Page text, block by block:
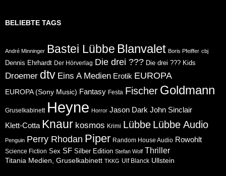
BELIEBTE TAGS
André Minninger Bastei Lübbe Blanvalet Boris Pfeiffer cbj
Dennis Ehrhardt Der Hörverlag Die drei ??? Die drei ??? Kids
Droemer dtv Eins A Medien Erotik EUROPA
EUROPA (Sony Music) Fantasy Festa Fischer Goldmann
Gruselkabinett Heyne Horror Jason Dark John Sinclair
Klett-Cotta Knaur kosmos Krimi Lübbe Lübbe Audio
Penguin Perry Rhodan Piper Random House Audio Rowohlt
Science Fiction Sex SF Silber Edition Stefan Wolf Thriller
Titania Medien, Gruselkabinett TKKG Ulf Blanck Ullstein